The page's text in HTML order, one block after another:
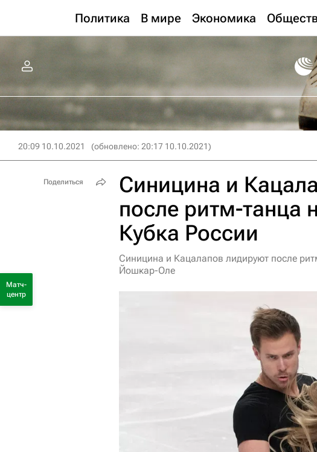
Политика В мире Экономика
20:09 10.10.2021 (обновлено: 20:17 10.10.2021)
Синицина и
после ритм-танца
Кубка России
Синицина и Кацалапов лидируют после
Йошкар-Оле
Поделиться
Матч-
центр